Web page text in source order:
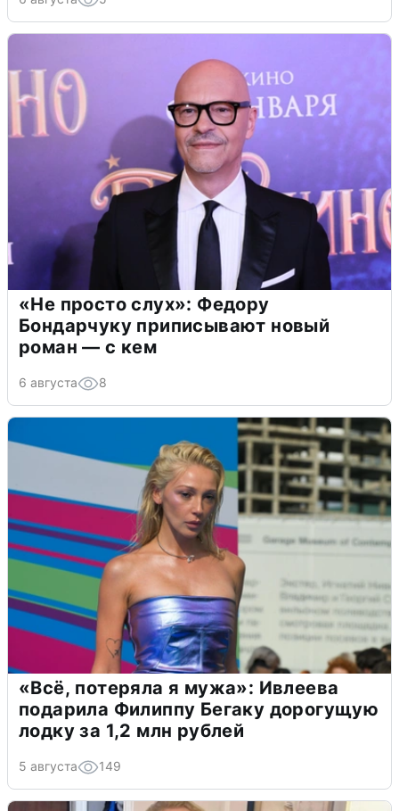
«Не просто слух»: Федору
Бондарчуку приписывают новый
роман — с кем
6 августа 8
«Всё, потеряла я мужа»: Ивлеева
подарила Филиппу Бегаку дорогущую
лодку за 1,2 млн рублей
5 августа 149